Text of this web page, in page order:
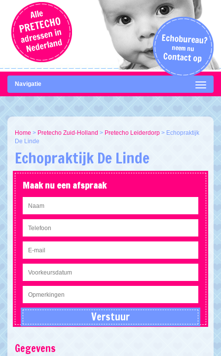
Navigatie
Home > Pretecho Zuid-Holland > Pretecho Leiderdorp > Echopraktijk
De Linde
Echopraktijk De Linde
Maak nu een afspraak
Gegevens